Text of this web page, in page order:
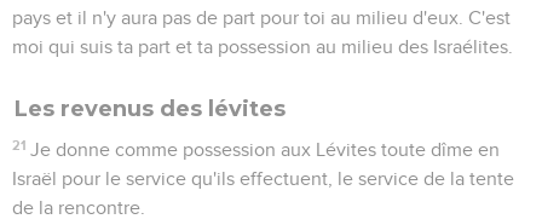
pays et il n'y aura pas de part pour toi au milieu d'eux. C'est
moi qui suis ta part et ta possession au milieu des Israélites.
Les revenus des lévites
21 Je donne comme possession aux Lévites toute dîme en
Israël pour le service qu'ils effectuent, le service de la tente
de la rencontre.